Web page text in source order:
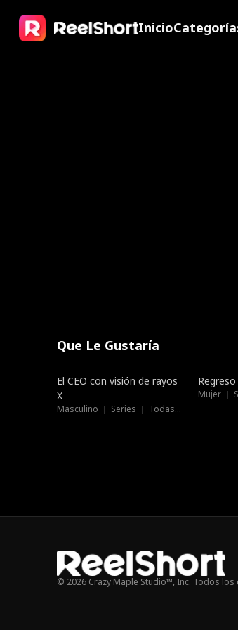
Inicio
Que Le Gustaría
Doblado
El CEO con visión de rayos
X
Masculino ｜ Series ｜ Todas las edades
Mujer ｜
© 2026 Crazy Maple Studio™, Inc. Todos